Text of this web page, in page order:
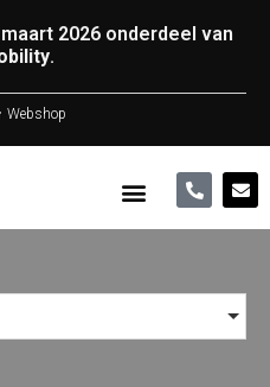
2026 onderdeel van
.
Webshop